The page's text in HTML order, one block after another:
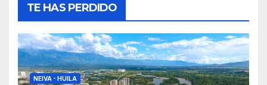
TE HAS PERDIDO
NEIVA - HUILA